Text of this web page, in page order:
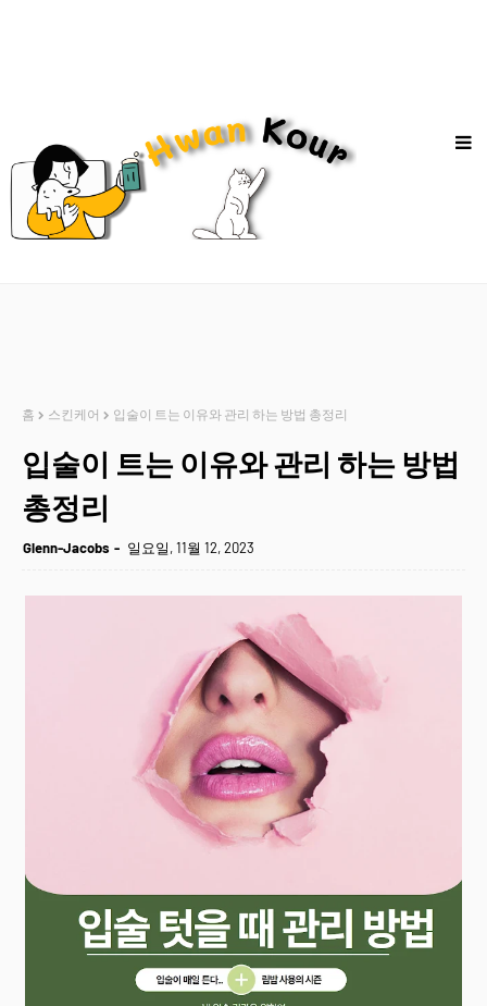
홈 스킨케어 입술이 트는 이유와 관리 하는 방법 총정리
입술이 트는 이유와 관리 하는 방법
총정리
Glenn-Jacobs 일요일, 11월 12, 2023